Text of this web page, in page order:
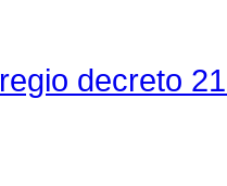
regio decreto